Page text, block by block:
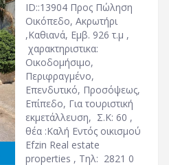
ID::13904 Προς Πώληση
Οικόπεδο, Ακρωτήρι
,Καθιανά, Εμβ. 926 τ.μ ,
χαρακτηριστικα:
Οικοδομήσιμο,
Περιφραγμένο,
Επενδυτικό, Προσόψεως,
Επίπεδο, Για τουριστική
εκμετάλλευση, Σ.Κ: 60 ,
θέα :Καλή Εντός οικισμού
Efzin Real estate
properties , Τηλ: 2821 0